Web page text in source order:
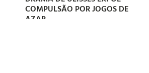
COMPULSÃO POR JOGOS DE
AZAR